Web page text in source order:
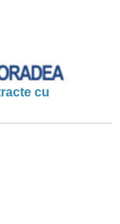
cu